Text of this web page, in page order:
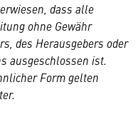
dass alle
ohne Gewähr
des Herausgebers oder
ausgeschlossen ist.
Form gelten